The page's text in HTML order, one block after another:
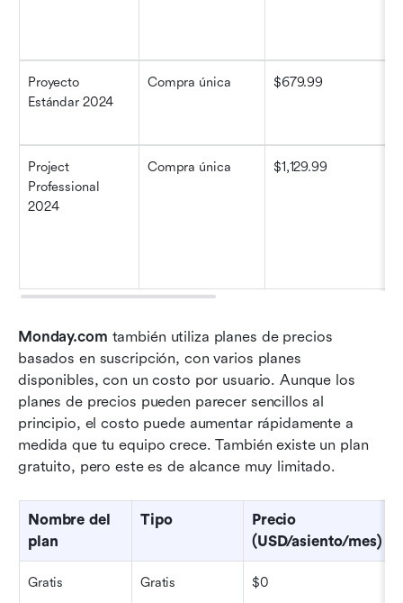
Proyecto
Estándar 2024
Compra única $679.99
Project
Professional
2024
Compra única $1,129.99
Monday.com también utiliza planes de precios
basados en suscripción, con varios planes
disponibles, con un costo por usuario. Aunque los
planes de precios pueden parecer sencillos al
principio, el costo puede aumentar rápidamente a
medida que tu equipo crece. También existe un plan
gratuito, pero este es de alcance muy limitado.
Nombre del
plan
Tipo
Precio
(USD/asiento/mes)
Gratis Gratis $0